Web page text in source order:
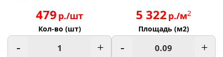
479 р./шт
Кол-во (шт)
- +
5 322 р./м2
Площадь (м2)
- +